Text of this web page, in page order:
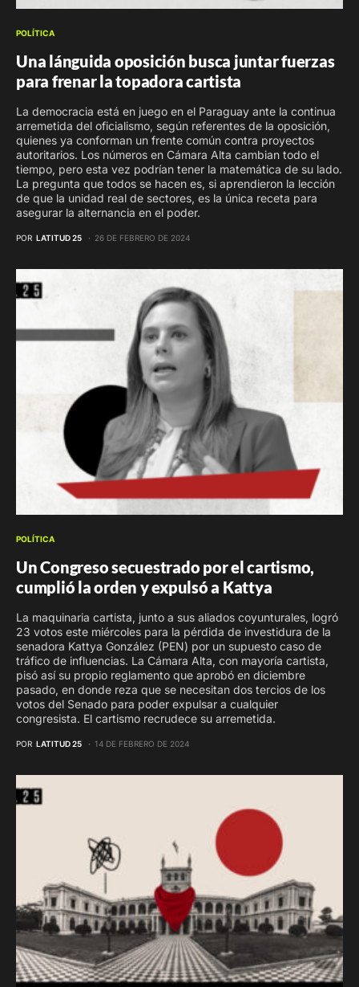
POLÍTICA
Una lánguida oposición busca juntar fuerzas
para frenar la topadora cartista
La democracia está en juego en el Paraguay ante la continua
arremetida del oficialismo, según referentes de la oposición,
quienes ya conforman un frente común contra proyectos
autoritarios. Los números en Cámara Alta cambian todo el
tiempo, pero esta vez podrían tener la matemática de su lado.
La pregunta que todos se hacen es, si aprendieron la lección
de que la unidad real de sectores, es la única receta para
asegurar la alternancia en el poder.
POR LATITUD 25 26 DE FEBRERO DE 2024
POLÍTICA
Un Congreso secuestrado por el cartismo,
cumplió la orden y expulsó a Kattya
La maquinaria cartista, junto a sus aliados coyunturales, logró
23 votos este miércoles para la pérdida de investidura de la
senadora Kattya González (PEN) por un supuesto caso de
tráfico de influencias. La Cámara Alta, con mayoría cartista,
pisó así su propio reglamento que aprobó en diciembre
pasado, en donde reza que se necesitan dos tercios de los
votos del Senado para poder expulsar a cualquier
congresista. El cartismo recrudece su arremetida.
POR LATITUD 25 14 DE FEBRERO DE 2024